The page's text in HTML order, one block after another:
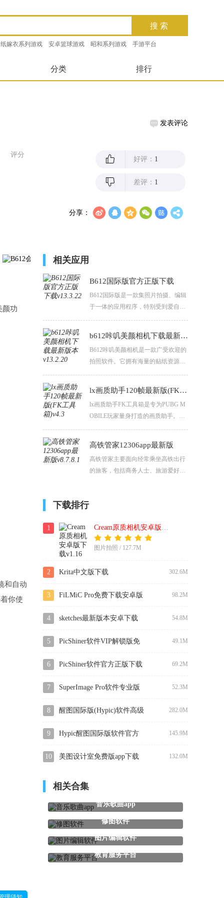
纸嫁衣系列游戏 安卓篮球游戏 昭和系列游戏 手游平台
分类 排行
发表评论
评分
好评： 1
差评： 1
分享：
颜功
和自动
你使
相关应用
B612国际版官方正版下载
B612国际版是一款集照片拍摄、编辑
于一体的应用程序，特别受到爱自拍
打造个性化的照片风格。提供了多种
拍摄模式，包括实时美颜、连拍、定
时拍摄等，满足用户在不同场景下的
拍摄需求。
b612咔叽美颜相机下载最新版本
B612咔叽美颜相机是一款广受欢迎的
拍照软件。它拥有海量的贴纸资源，
官，让用户展现出最美的状态。
lx画质助手120帧最新版(FK工具箱)
lx画质助手FK工具箱是专为PUBG M
OBILE玩家量身打造的画质助手。我
高铁管家12306app最新版
高铁管家主要面向经常乘坐高铁出行
的旅客，包括商务人士、旅游爱好
下载排行
1 Cream原质相机安卓版下载
图片拍照 / 127.7M
2 Krita中文版下载 302.6M
3 FiLMiC Pro免费下载安卓版 98.2M
4 sketches最新版本安卓下载 54.8M
5 PicShiner软件VIP解锁版免
费下载
49.1M
6 PicShiner软件官方正版下载 69.2M
7 SuperImage Pro软件专业版
免费下载
52.3M
8 醒图国际版(Hypic)软件高级
解锁版免费下载
282.0M
9 Hypic醒图国际版软件官方
最新版下载
145.9M
10 美图设计室免费版app下载 132.0M
相关合集
音乐歌曲app
修图软件
图片编辑软件
教育服务平台